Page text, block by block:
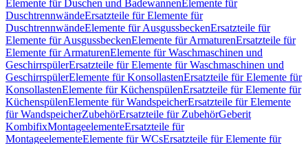
Elemente für Duschen und BadewannenElemente für
DuschtrennwändeErsatzteile für Elemente für
DuschtrennwändeElemente für AusgussbeckenErsatzteile für
Elemente für AusgussbeckenElemente für ArmaturenErsatzteile für
Elemente für ArmaturenElemente für Waschmaschinen und
GeschirrspülerErsatzteile für Elemente für Waschmaschinen und
GeschirrspülerElemente für KonsollastenErsatzteile für Elemente für
KonsollastenElemente für KüchenspülenErsatzteile für Elemente für
KüchenspülenElemente für WandspeicherErsatzteile für Elemente
für WandspeicherZubehörErsatzteile für ZubehörGeberit
KombifixMontageelementeErsatzteile für
MontageelementeElemente für WCsErsatzteile für Elemente für